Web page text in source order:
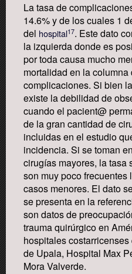
La tasa de
14.6% y de los cuales 1
del hospital17. Este dato
la izquierda donde es
por toda causa mucho
mortalidad en la
complicaciones. Si bien
existe la debilidad de
cuando el pacient@
de la gran cantidad de
incluidas en el estudio
incidencia. Si se toman
cirugías mayores, la tasa
son muy poco
casos menores. El dato
se presenta en la
son datos de
trauma quirúrgico en
hospitales
de Upala, Hospital Max
Mora Valverde.